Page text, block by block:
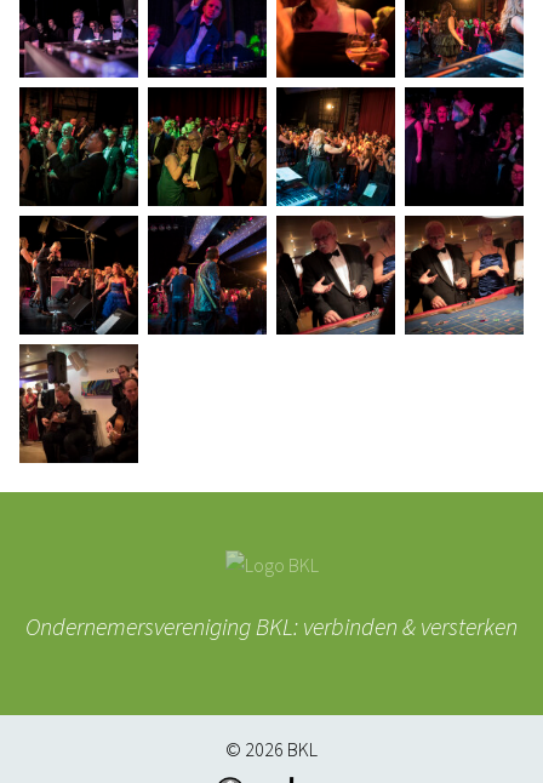
Ondernemersvereniging BKL: verbinden & versterken
© 2026 BKL